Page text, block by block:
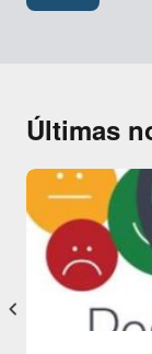
Últimas
keyboard_arrow_left